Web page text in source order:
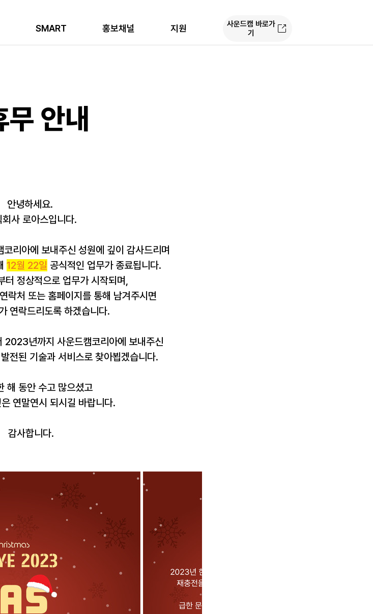
SMART 홍보채널 지원
사운드캠 바로가
기
안내
안녕하세요.
회사 로아스입니다.
리아에 보내주신 성원에 깊이 감사드리며
12월 22일 공식적인 업무가 종료됩니다.
터 정상적으로 업무가 시작되며,
락처 또는 홈페이지를 통해 남겨주시면
연락드리도록 하겠습니다.
년까지 사운드캠코리아에 보내주신
전된 기술과 서비스로 찾아뵙겠습니다.
해 동안 수고 많으셨고
연말연시 되시길 바랍니다.
감사합니다.